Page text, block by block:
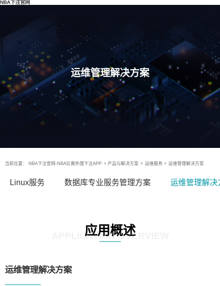
NBA下注官网
运维管理解决方案
当前位置： NBA下注官网-NBA比赛外围下注APP > 产品与解决方案 > 运维服务 > 运维管理解决方案
Linux服务 数据库专业服务管理方案 运维管理解决
应用概述
APPLICATION OVERVIEW
运维管理解决方案